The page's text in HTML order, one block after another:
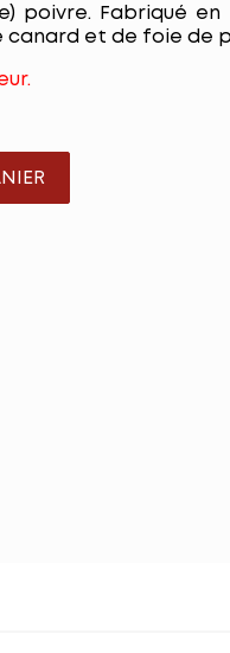
poivre. Fabriqué
et de foie de
.